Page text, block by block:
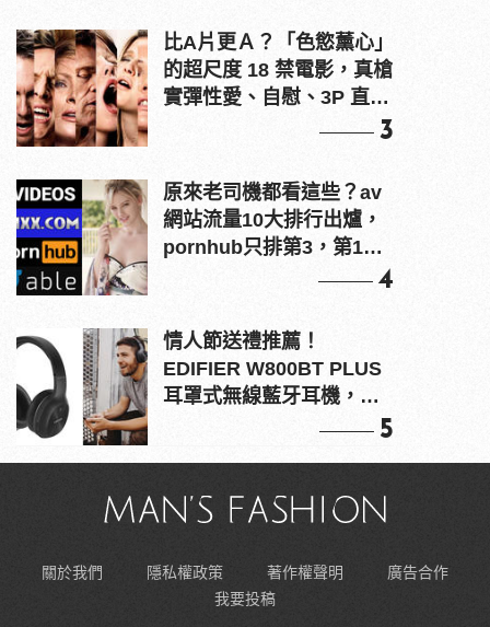
比A片更Ａ？「色慾薰心」
的超尺度 18 禁電影，真槍
實彈性愛、自慰、3P 直接
3
原來老司機都看這些？av
網站流量10大排行出爐，
pornhub只排第3，第1名
4
情人節送禮推薦！
EDIFIER W800BT PLUS
耳罩式無線藍牙耳機，在
5
關於我們 隱私權政策 著作權聲明
廣告合作
我要投稿